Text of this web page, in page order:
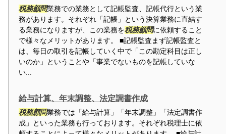
税務顧問業務での業務として記帳監査、記帳代行という業
務があります。それぞれ「記帳」という決算業務に直結す
る業務になりますが、この業務を税務顧問に依頼すること
で様々なメリットがあります。 ■記帳監査まず記帳監査と
は、毎日の取引を記帳していく中で「この勘定科目は正し
いのか」ということや「事業でないものを記帳していな
い...
給与計算、年末調整、法定調書作成
税務顧問業務では「給与計算」「年末調整」「法定調書作
成」といった業務も行っております。それぞれ税理士に依